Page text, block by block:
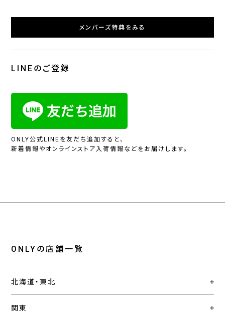
メンバーズ特典をみる
LINEのご登録
ONLY公式LINEを友だち追加すると、
新着情報やオンラインストア入荷情報などをお届けします。
ONLYの店舗一覧
北海道・東北
関東